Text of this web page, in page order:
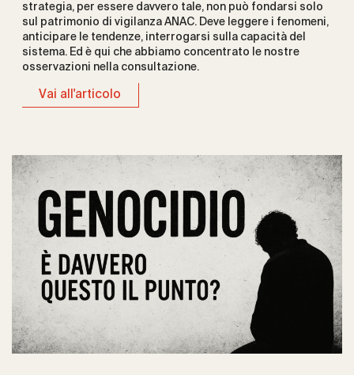
strategia, per essere davvero tale, non può fondarsi solo
sul patrimonio di vigilanza ANAC. Deve leggere i fenomeni,
anticipare le tendenze, interrogarsi sulla capacità del
sistema. Ed è qui che abbiamo concentrato le nostre
osservazioni nella consultazione.
Vai all'articolo